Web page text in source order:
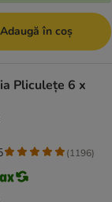
Adaugă în coș
Pliculețe 6 x
(1196)